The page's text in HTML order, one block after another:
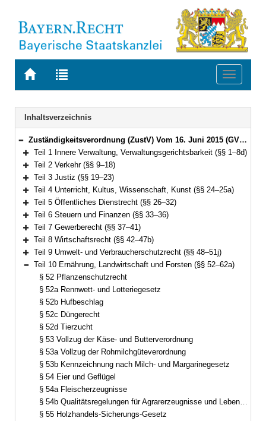
Zur
BAYERN.RECHT
Zur
letzten
Suche
Toggle
Navigation
Inhaltsverzeichnis
Bereich reduzieren
Zuständigkeitsverordnung (ZustV) Vom 16. Juni 2015 (GVBl. S. 184) BayRS 2015-1-1-V (§§ 1–100)
Bereich erweitern
Teil 1 Innere Verwaltung, Verwaltungsgerichtsbarkeit (§§ 1–8d)
Bereich erweitern
Teil 2 Verkehr (§§ 9–18)
Bereich erweitern
Teil 3 Justiz (§§ 19–23)
Bereich erweitern
Teil 4 Unterricht, Kultus, Wissenschaft, Kunst (§§ 24–25a)
Bereich erweitern
Teil 5 Öffentliches Dienstrecht (§§ 26–32)
Bereich erweitern
Teil 6 Steuern und Finanzen (§§ 33–36)
Bereich erweitern
Teil 7 Gewerberecht (§§ 37–41)
Bereich erweitern
Teil 8 Wirtschaftsrecht (§§ 42–47b)
Bereich erweitern
Teil 9 Umwelt- und Verbraucherschutzrecht (§§ 48–51j)
Bereich reduzieren
Teil 10 Ernährung, Landwirtschaft und Forsten (§§ 52–62a)
§ 52 Pflanzenschutzrecht
§ 52a Rennwett- und Lotteriegesetz
§ 52b Hufbeschlag
§ 52c Düngerecht
§ 52d Tierzucht
§ 53 Vollzug der Käse- und Butterverordnung
§ 53a Vollzug der Rohmilchgüteverordnung
§ 53b Kennzeichnung nach Milch- und Margarinegesetz
§ 54 Eier und Geflügel
§ 54a Fleischerzeugnisse
§ 54b Qualitätsregelungen für Agrarerzeugnisse und Lebensmittel sowie Spirituosen
§ 55 Holzhandels-Sicherungs-Gesetz